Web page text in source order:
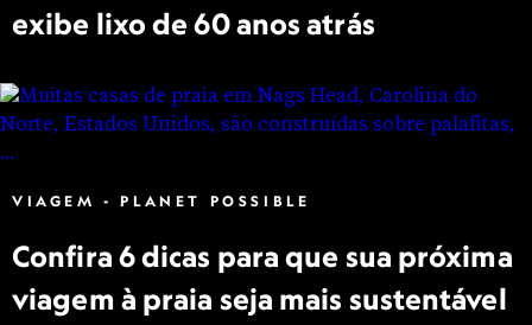
exibe lixo de 60 anos atrás
VIAGEM - PLANET POSSIBLE
Confira 6 dicas para que sua próxima
viagem à praia seja mais sustentável